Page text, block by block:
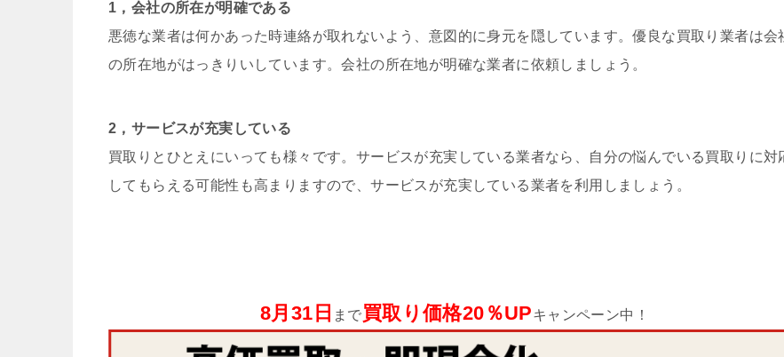
1，会社の所在が明確である
悪徳な業者は何かあった時連絡が取れないよう、意図的に身元を隠しています。優良な買取り業者は会
の所在地がはっきりいしています。会社の所在地が明確な業者に依頼しましょう。
2，サービスが充実している
買取りとひとえにいっても様々です。サービスが充実している業者なら、自分の悩んでいる買取りに対
してもらえる可能性も高まりますので、サービスが充実している業者を利用しましょう。
8月31日 まで買取り価格20％UPキャンペーン中！